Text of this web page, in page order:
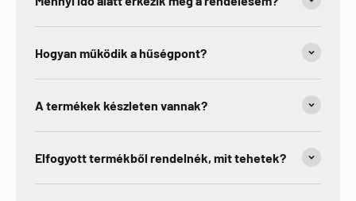
Hogyan működik a hűségpont?
A termékek készleten vannak?
Elfogyott termékből rendelnék, mit tehetek?